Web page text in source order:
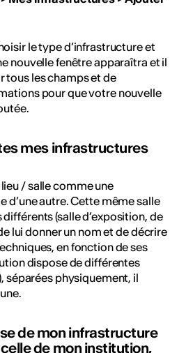
le type d’infrastructure et
nouvelle fenêtre apparaîtra et il
tous les champs et de
pour que votre nouvelle
mes infrastructures
/ salle comme une
d’une autre. Cette même salle
(salle d’exposition, de
lui donner un nom et de décrire
en fonction de ses
dispose de différentes
séparées physiquement, il
de mon infrastructure
de mon institution,